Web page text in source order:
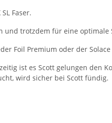
Faser.
und trotzdem für eine optimale
Foil Premium oder der
ist es Scott gelungen den
wird sicher bei Scott fündig.